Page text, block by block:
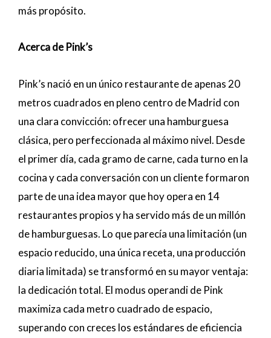
más propósito.
Acerca de Pink’s
Pink’s nació en un único restaurante de apenas 20
metros cuadrados en pleno centro de Madrid con
una clara convicción: ofrecer una hamburguesa
clásica, pero perfeccionada al máximo nivel. Desde
el primer día, cada gramo de carne, cada turno en la
cocina y cada conversación con un cliente formaron
parte de una idea mayor que hoy opera en 14
restaurantes propios y ha servido más de un millón
de hamburguesas. Lo que parecía una limitación (un
espacio reducido, una única receta, una producción
diaria limitada) se transformó en su mayor ventaja:
la dedicación total. El modus operandi de Pink
maximiza cada metro cuadrado de espacio,
superando con creces los estándares de eficiencia